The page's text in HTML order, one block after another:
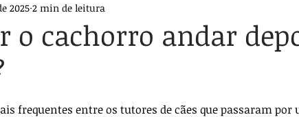
Oncologia
o cachorro andar
2025 2 min de leitura
frequentes entre os tutores de cães que passaram por